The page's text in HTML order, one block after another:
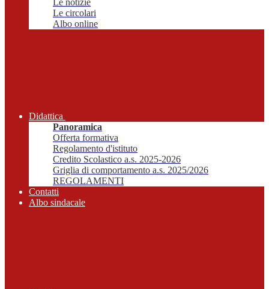
Le notizie
Le circolari
Albo online
Didattica
Panoramica
Offerta formativa
Regolamento d'istituto
Credito Scolastico a.s. 2025-2026
Griglia di comportamento a.s. 2025/2026
REGOLAMENTI
Contatti
Albo sindacale